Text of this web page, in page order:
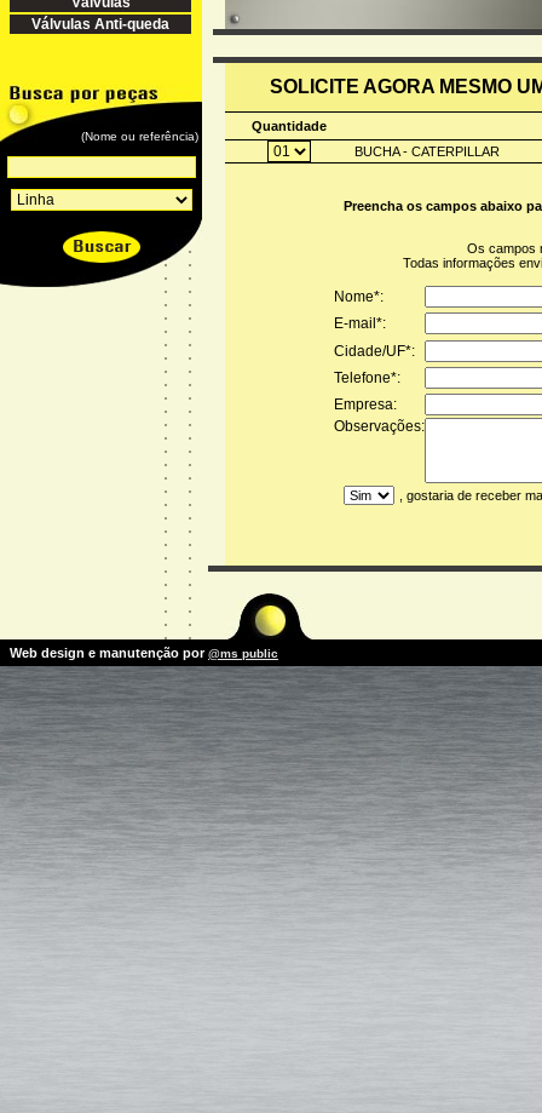
Válvulas Anti-queda
(Nome ou referência)
SOLICITE AGORA MESMO
Quantidade
BUCHA - CATERPILLAR
Preencha os campos abaixo
Os
Todas informações
Nome*:
E-mail*:
Cidade/UF*:
Telefone*:
Empresa:
Observações:
, gostaria de receber
Web design e manutenção por@ms public